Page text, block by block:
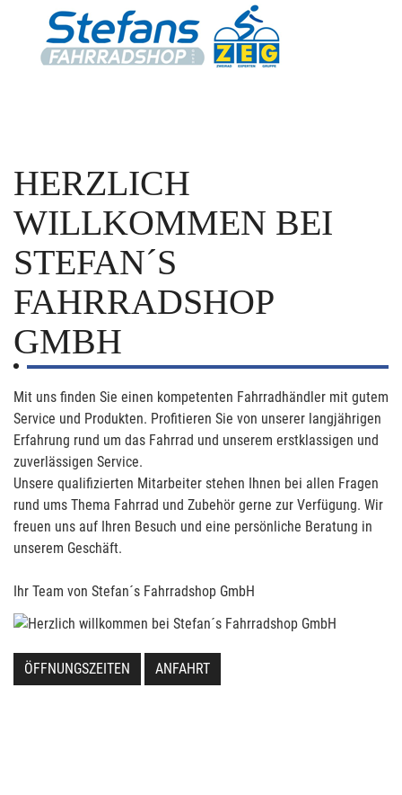
HERZLICH
WILLKOMMEN BEI
STEFAN´S
FAHRRADSHOP
GMBH
Mit uns finden Sie einen kompetenten Fahrradhändler mit gutem
Service und Produkten. Profitieren Sie von unserer langjährigen
Erfahrung rund um das Fahrrad und unserem erstklassigen und
zuverlässigen Service.
Unsere qualifizierten Mitarbeiter stehen Ihnen bei allen Fragen
rund ums Thema Fahrrad und Zubehör gerne zur Verfügung. Wir
freuen uns auf Ihren Besuch und eine persönliche Beratung in
unserem Geschäft.
Ihr Team von Stefan´s Fahrradshop GmbH
ÖFFNUNGSZEITEN ANFAHRT